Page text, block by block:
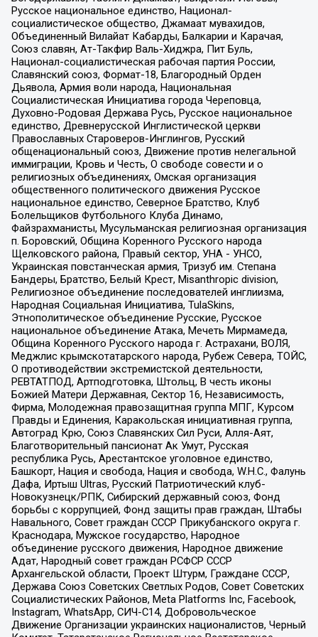
Русское национальное единство, Национал-
социалистическое общество, Джамаат мувахидов,
Объединенный Вилайат Кабарды, Балкарии и Карачая,
Союз славян, Ат-Такфир Валь-Хиджра, Пит Буль,
Национал-социалистическая рабочая партия России,
Славянский союз, Формат-18, Благородный Орден
Дьявола, Армия воли народа, Национальная
Социалистическая Инициатива города Череповца,
Духовно-Родовая Держава Русь, Русское национальное
единство, Древнерусской Инглистической церкви
Православных Староверов-Инглингов, Русский
общенациональный союз, Движение против нелегальной
иммиграции, Кровь и Честь, О свободе совести и о
религиозных объединениях, Омская организация
общественного политического движения Русское
национальное единство, Северное Братство, Клуб
Болельщиков Футбольного Клуба Динамо,
Файзрахманисты, Мусульманская религиозная организация
п. Боровский, Община Коренного Русского народа
Щелковского района, Правый сектор, УНА - УНСО,
Украинская повстанческая армия, Тризуб им. Степана
Бандеры, Братство, Белый Крест, Misanthropic division,
Религиозное объединение последователей инглиизма,
Народная Социальная Инициатива, TulaSkins,
Этнополитическое объединение Русские, Русское
национальное объединение Атака, Мечеть Мирмамеда,
Община Коренного Русского народа г. Астрахани, ВОЛЯ,
Меджлис крымскотатарского народа, Рубеж Севера, ТОЙС,
О противодействии экстремистской деятельности,
РЕВТАТПОД, Артподготовка, Штольц, В честь иконы
Божией Матери Державная, Сектор 16, Независимость,
Фирма, Молодежная правозащитная группа МПГ, Курсом
Правды и Единения, Каракольская инициативная группа,
Автоград Крю, Союз Славянских Сил Руси, Алля-Аят,
Благотворительный пансионат Ак Умут, Русская
республика Русь, Арестантское уголовное единство,
Башкорт, Нация и свобода, Нация и свобода, W.H.С., Фалунь
Дафа, Иртыш Ultras, Русский Патриотический клуб-
Новокузнецк/РПК, Сибирский державный союз, Фонд
борьбы с коррупцией, Фонд защиты прав граждан, Штабы
Навального, Совет граждан СССР Прикубанского округа г.
Краснодара, Мужское государство, Народное
объединение русского движения, Народное движение
Адат, Народный совет граждан РСФСР СССР
Архангельской области, Проект Штурм, Граждане СССР,
Держава Союз Советских Светлых Родов, Совет Советских
Социалистических Районов, Meta Platforms Inc, Facebook,
Instagram, WhatsApp, СИЧ-С14, Добровольческое
Движение Организации украинских националистов, Черный